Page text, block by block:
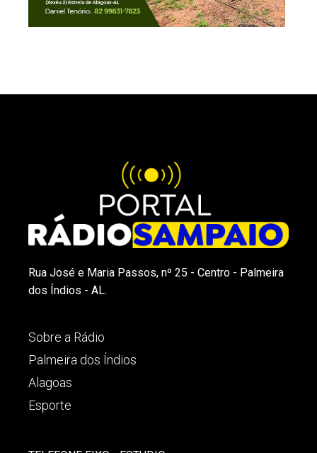
Rua José e Maria Passos, nº 25 - Centro - Palmeira
dos Índios - AL.
Sobre a Rádio
Palmeira dos Índios
Alagoas
Esporte